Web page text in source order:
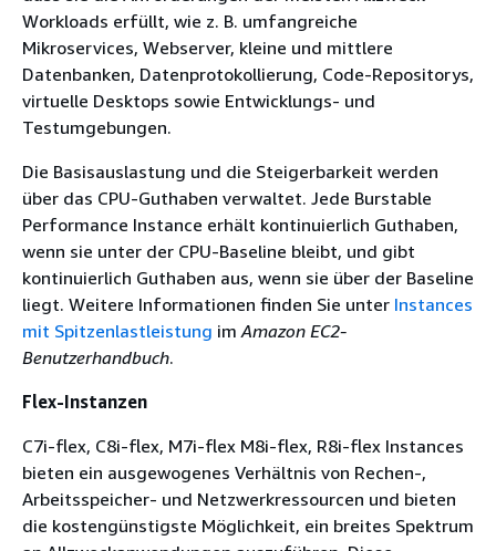
Workloads erfüllt, wie z. B. umfangreiche
Mikroservices, Webserver, kleine und mittlere
Datenbanken, Datenprotokollierung, Code-Repositorys,
virtuelle Desktops sowie Entwicklungs- und
Testumgebungen.
Die Basisauslastung und die Steigerbarkeit werden
über das CPU-Guthaben verwaltet. Jede Burstable
Performance Instance erhält kontinuierlich Guthaben,
wenn sie unter der CPU-Baseline bleibt, und gibt
kontinuierlich Guthaben aus, wenn sie über der Baseline
liegt. Weitere Informationen finden Sie unter Instances
mit Spitzenlastleistung im Amazon EC2-
Benutzerhandbuch.
Flex-Instanzen
C7i-flex, C8i-flex, M7i-flex M8i-flex, R8i-flex Instances
bieten ein ausgewogenes Verhältnis von Rechen-,
Arbeitsspeicher- und Netzwerkressourcen und bieten
die kostengünstigste Möglichkeit, ein breites Spektrum